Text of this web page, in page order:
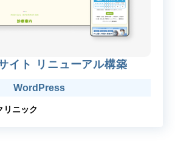
イト リニューアル構築
WordPress
リニック